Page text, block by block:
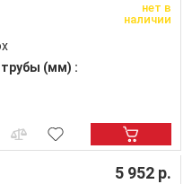
(мм) :
нет в
наличии
5 952 р.